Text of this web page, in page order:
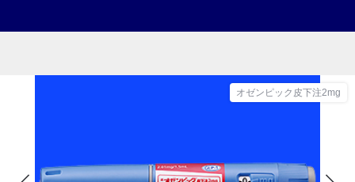
オゼンピック皮下注2mg